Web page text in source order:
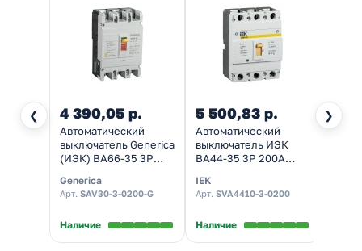
❮ ❯
4 390,05 р.
Автоматический
выключатель Generica
(ИЭК) ВА66-35 3Р
электрический)
Generica
Арт. SAV30-3-0200-G
Наличие
5 500,83 р.
Автоматический
выключатель ИЭК
ВА44-35 3Р 200А
электрический)
IEK
Арт. SVA4410-3-0200
Наличие
4